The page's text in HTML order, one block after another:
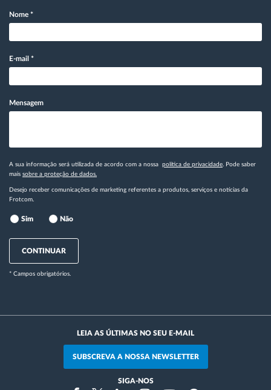
Nome *
E-mail *
Mensagem
A sua informação será utilizada de acordo com a nossa política de privacidade . Pode saber
mais sobre a proteção de dados.
Desejo receber comunicações de marketing referentes a produtos, serviços e notícias da
Frotcom.
Sim Não
CONTINUAR
* Campos obrigatórios.
LEIA AS ÚLTIMAS NO SEU E-MAIL
SUBSCREVA A NOSSA NEWSLETTER
SIGA-NOS